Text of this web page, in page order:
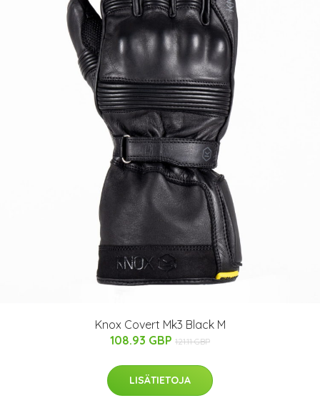
Knox Covert Mk3 Black M
108.93 GBP 121.11 GBP
LISÄTIETOJA